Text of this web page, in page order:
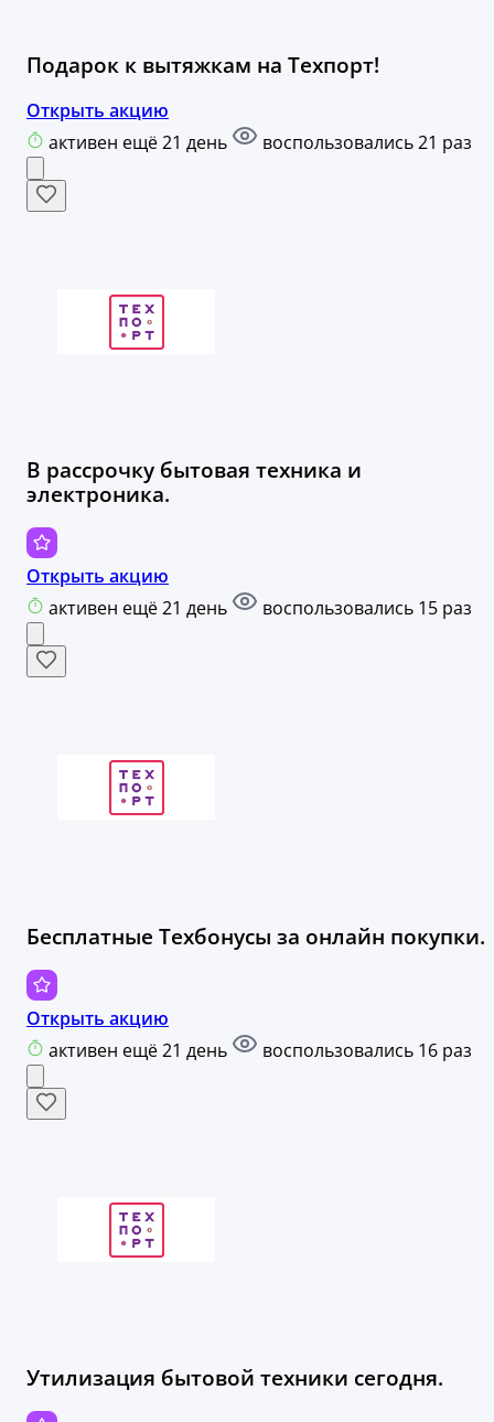
Подарок к вытяжкам на Техпорт!
Открыть акцию
активен ещё 21 день
воспользовались 21 раз
В рассрочку бытовая техника и
электроника.
Открыть акцию
активен ещё 21 день
воспользовались 15 раз
Бесплатные Техбонусы за онлайн покупки.
Открыть акцию
активен ещё 21 день
воспользовались 16 раз
Утилизация бытовой техники сегодня.